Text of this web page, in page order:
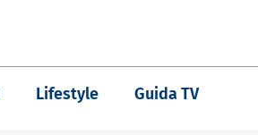
Lifestyle Guida TV